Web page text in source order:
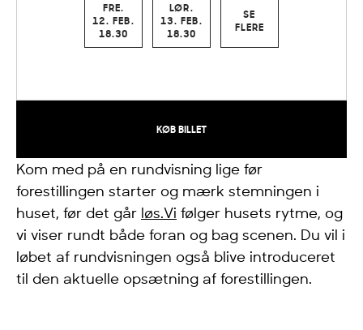
FRE.
12. FEB.
18.30
LØR.
13. FEB.
18.30
SE
FLERE
KØB BILLET
Kom med på en rundvisning lige før
forestillingen starter og mærk stemningen i
huset, før det går
løs.Vi følger husets rytme, og
vi viser rundt både foran og bag scenen. Du vil i
løbet af rundvisningen også blive introduceret
til den aktuelle opsætning af forestillingen.